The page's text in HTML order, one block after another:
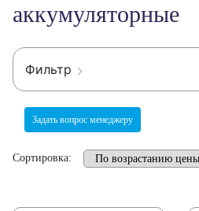
аккумуляторные
Фильтр
Задать вопрос менеджеру
Сортировка: